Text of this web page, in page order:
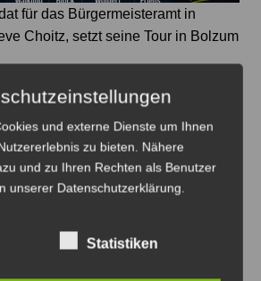
für das Bürgermeisteramt in
Choitz, setzt seine Tour in Bolzum
mit Sandy“ macht
0
und externe Dienste um Ihnen
zu bieten. Nähere
und zu Ihren Rechten als Benutzer
unserer Datenschutzerklärung.
Statistiken